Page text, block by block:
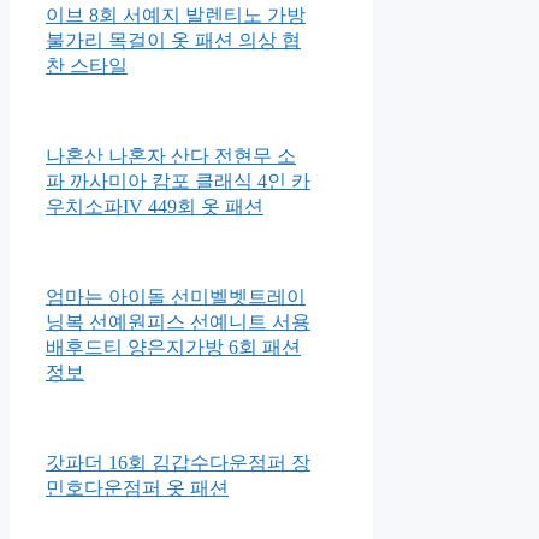
이브 8회 서예지 발렌티노 가방
불가리 목걸이 옷 패션 의상 협
찬 스타일
나혼산 나혼자 산다 전현무 소
파 까사미아 캄포 클래식 4인 카
우치소파IV 449회 옷 패션
엄마는 아이돌 선미벨벳트레이
닝복 선예원피스 선예니트 서용
배후드티 양은지가방 6회 패션
정보
갓파더 16회 김갑수다운점퍼 장
민호다운점퍼 옷 패션